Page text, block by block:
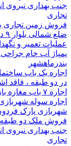
جنب بهداری نیروی
تجاری
ضلع شمالی بلوار ۹ دی
عملیات تعمیر و
پمپاژ آب خام
بندرماهشهر
در دو طبقه ، فاقد
اجاره ۷ باب مغازه بازارچه خوداشتغالی
اجاره سوله
شهربازی پارک فردوس به
جنب بهداری نیروی
تجاری